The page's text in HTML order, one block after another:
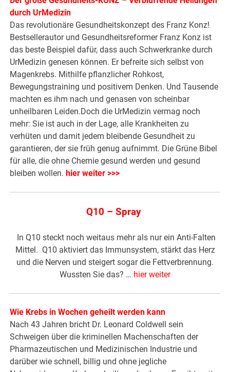
durch UrMedizin
Das revolutionäre Gesundheitskonzept des Franz Konz!
Bestsellerautor und Gesundheitsreformer Franz Konz ist
das beste Beispiel dafür, dass auch Schwerkranke durch
UrMedizin genesen können. Er befreite sich selbst von
Magenkrebs. Mithilfe pflanzlicher Rohkost,
Bewegungstraining und positivem Denken. Und Tausende
machten es ihm nach und genasen von scheinbar
unheilbaren Leiden.Doch die UrMedizin vermag noch
mehr: Sie ist auch in der Lage, alle Krankheiten zu
verhüten und damit jedem bleibende Gesundheit zu
garantieren, der sie früh genug aufnimmt. Die Grüne Bibel
für alle, die ohne Chemie gesund werden und gesund
bleiben wollen. hier weiter >>>
Q10 – Spray
In Q10 steckt noch weitaus mehr als nur ein Anti-Falten
Mittel. Q10 aktiviert das Immunsystem, stärkt das Herz
und die Nerven und steigert sogar die Fettverbrennung.
Wussten Sie das? … hier weiter
Wie Krebs in Wochen geheilt werden kann
Nach 43 Jahren bricht Dr. Leonard Coldwell sein
Schweigen über die kriminellen Machenschaften der
Pharmazeutischen und Medizinischen Industrie und
darüber wie schnell, billig und ohne jegliche